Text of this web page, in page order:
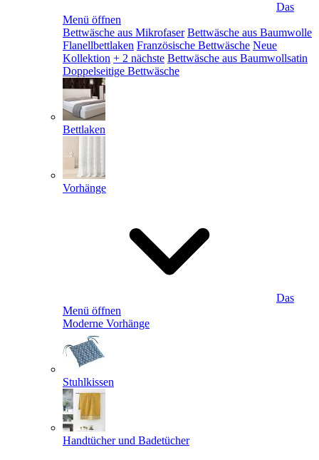
Das
Menü öffnen
Bettwäsche aus Mikrofaser Bettwäsche aus Baumwolle
Flanellbettlaken Französische Bettwäsche Neue
Kollektion + 2 nächste Bettwäsche aus Baumwollsatin
Doppelseitige Bettwäsche
Bettlaken
Vorhänge
Das
Menü öffnen
Moderne Vorhänge
Stuhlkissen
Handtücher und Badetücher